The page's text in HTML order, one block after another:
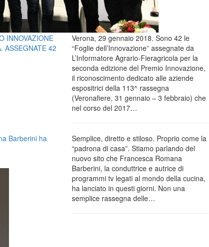
INNOVAZIONE
ASSEGNATE 42
Verona, 29 gennaio 2018. Sono 42 le
“Foglie dell’Innovazione” assegnate da
L’Informatore Agrario-Fieragricola per la
seconda edizione del Premio Innovazione,
il riconoscimento dedicato alle aziende
espositrici della 113^ rassegna
(Veronafiere, 31 gennaio – 3 febbraio) che
nel corso del 2017…
Barberini ha
Semplice, diretto e stiloso. Proprio come la
“padrona di casa”. Stiamo parlando del
nuovo sito che Francesca Romana
Barberini, la conduttrice e autrice di
programmi tv legati al mondo della cucina,
ha lanciato in questi giorni. Non una
semplice rassegna delle…